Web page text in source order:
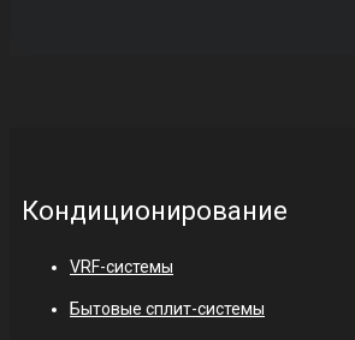
Кондиционирование
VRF-системы
Бытовые сплит-системы